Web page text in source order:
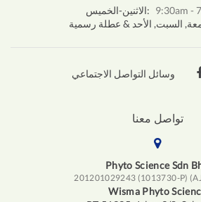
الاثنين-الخميس: 9:30am -
وسائل التواصل الاجتماعي
تواصل معنا
Phyto Science Sdn
201201029243 (1013730-P)
Wisma Phyto